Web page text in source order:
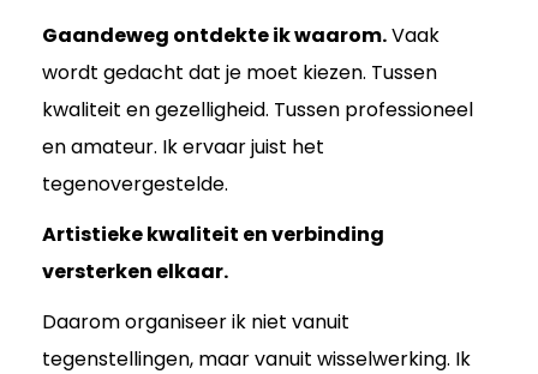
Gaandeweg ontdekte ik waarom.Vaak
wordt gedacht dat je moet kiezen. Tussen
kwaliteit en gezelligheid. Tussen professioneel
en amateur. Ik ervaar juist het
tegenovergestelde.
Artistieke kwaliteit en verbinding
versterken elkaar.
Daarom organiseer ik niet vanuit
tegenstellingen, maar vanuit wisselwerking. Ik